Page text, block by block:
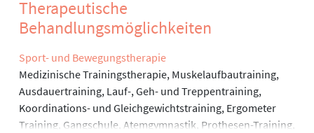
Therapeutische
Behandlungsmöglichkeiten
Sport- und Bewegungstherapie
Medizinische Trainingstherapie, Muskelaufbautraining,
Ausdauertraining, Lauf-, Geh- und Treppentraining,
Koordinations- und Gleichgewichtstraining, Ergometer
Training, Gangschule, Atemgymnastik, Prothesen-Training,